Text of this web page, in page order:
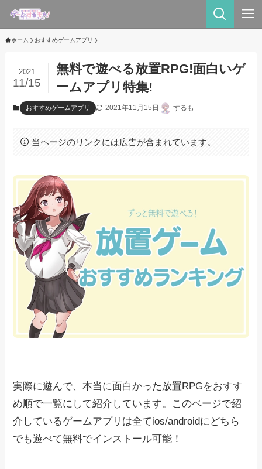
ホーム おすすめゲームアプリ
無料で遊べる放置RPG!面白いゲ
ームアプリ特集!
2021
11/15
おすすめゲームアプリ 2021年11月15日 するも
当ページのリンクには広告が含まれています。
実際に遊んで、本当に面白かった放置RPGをおすす
め順で一覧にして紹介しています。このページで紹
介しているゲームアプリは全てios/androidにどちら
でも遊べて無料でインストール可能！